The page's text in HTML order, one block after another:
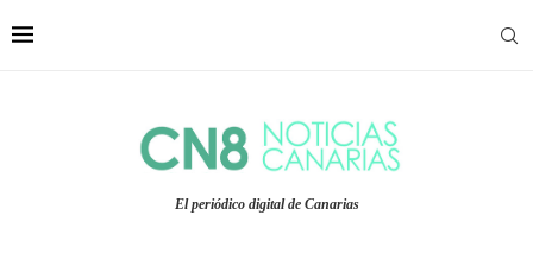
El periódico digital de Canarias